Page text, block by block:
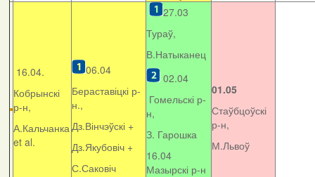
16.04.
Кобрынскі
р-н,
А.Кальчанка
et al.
06.04
Бераставіцкі р-
н.,
Дз.Вінчэўскі +
Дз.Якубовіч +
С.Саковіч
27.03
Тураў,
В.Натыканец
02.04
Гомельскі р-
н,
З. Гарошка
16.04
Мазырскі р-н
01.05
Стаўбцоўскі
р-н,
М.Львоў